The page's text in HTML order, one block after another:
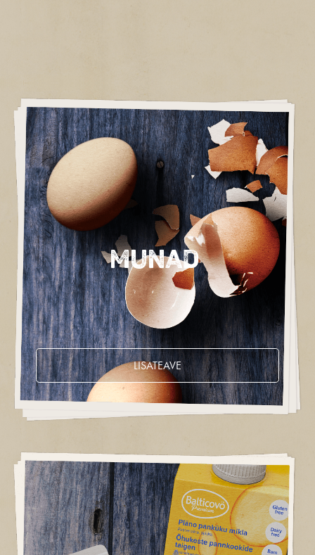
Munad
LISATEAVE